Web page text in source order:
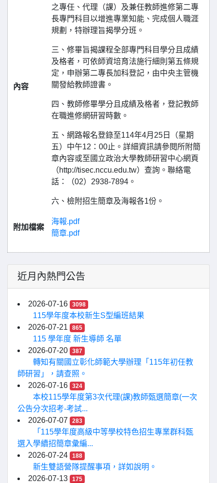
內容
之專任、代理（課）及兼任教師進修第二專
長專門科目以增進專業知能、完成個人職涯
規劃，特辦理旨揭學分班。
三、修畢旨揭課程全部專門科目學分且成績
及格者，可依師資培育法施行細則第五條規
定，申辦第二專長加科登記，由中央主管機
關發給教師證書。
四、教師修畢學分且成績及格者，登記教師
在職進修網研習時數。
五、網路報名登錄至114年4月25日（星期
五）中午12：00止。詳細資訊請參閱所附簡
章內容或至國立政治大學教師研習中心網頁
（http://tisec.nccu.edu.tw）查詢。聯絡電
話：（02）2938-7894。
六、檢附招生簡章及海報各1份。
附加檔案
海報.pdf
簡章.pdf
近月內熱門公告
2026-07-16 3098
115學年度本校新生S型編班結果
2026-07-21
865
115 學年度 新生導師 名單
2026-07-20
387
轉知有關國立彰化師範大學辦理「115年初任教
師研習」，請查照。
2026-07-16
324
本校115學年度第3次代理(課)教師甄選簡章(一次
公告分次招考-考試...
2026-07-07
283
「115學年度高級中等學校特色招生專業群科甄
選入學續招簡章彙編...
2026-07-24
188
新生雙語營隊提醒事項，詳如說明。
2026-07-13
175